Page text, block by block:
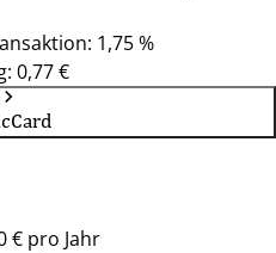
1,75 %
0,77 €
€ pro Jahr